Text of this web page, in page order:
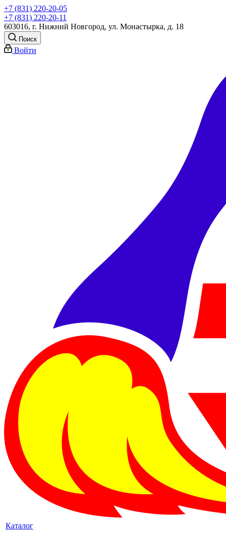
+7 (831) 220-20-05
+7 (831) 220-20-11
603016, г. Нижний Новгород, ул. Монастырка, д. 18
Поиск
Войти
Каталог